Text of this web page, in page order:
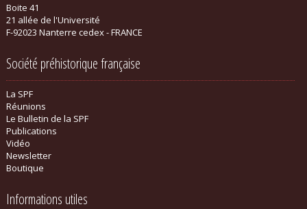
Boite 41
21 allée de l'Université
F-92023 Nanterre cedex - FRANCE
Société préhistorique française
La SPF
Réunions
Le Bulletin de la SPF
Publications
Vidéo
Newsletter
Boutique
Informations utiles